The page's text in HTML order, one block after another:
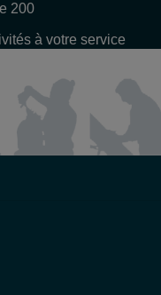
200
à votre service